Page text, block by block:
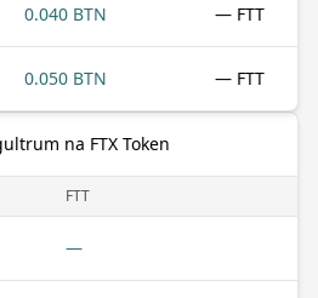
0.040 BTN — FTT
0.050 BTN — FTT
na FTX Token
FTT
—